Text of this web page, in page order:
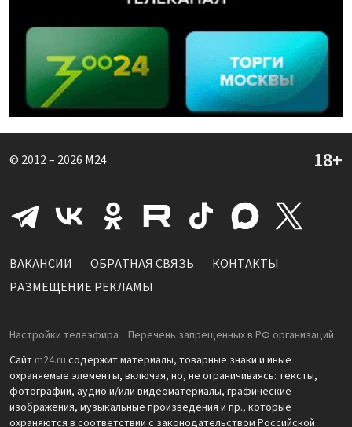
© 2012 – 2026 M24
ВАКАНСИИ ОБРАТНАЯ СВЯЗЬ
КОНТАКТЫ
РАЗМЕЩЕНИЕ РЕКЛАМЫ
Настройки телеэфира
Перечень запрещенных в РФ организаций
Сайт m24.ru содержит материалы, товарные знаки и иные
охраняемые элементы, включая, но, не ограничиваясь: тексты,
фотографии, аудио и/или видеоматериалы, графические
изображения, музыкальные произведения и пр., которые
охраняются в соответствии с законодательством Российской